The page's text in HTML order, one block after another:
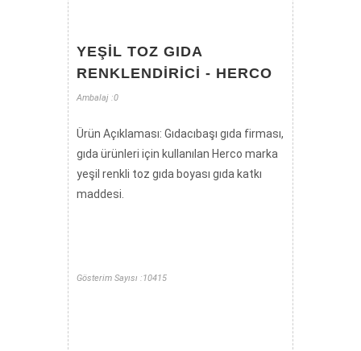
YEŞIL TOZ GIDA
RENKLENDIRICI - HERCO
Ambalaj :0
Ürün Açıklaması: Gıdacıbaşı gıda firması,
gıda ürünleri için kullanılan Herco marka
yeşil renkli toz gıda boyası gıda katkı
maddesi.
Gösterim Sayısı :10415